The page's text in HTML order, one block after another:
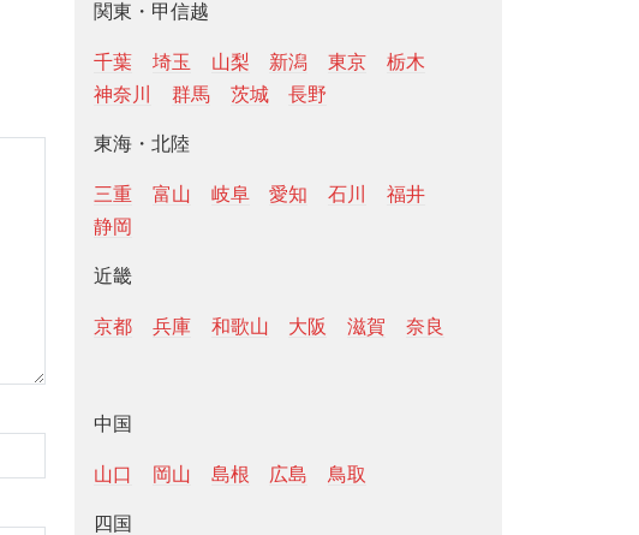
関東・甲信越
千葉 埼玉 山梨 新潟 東京
栃木
神奈川
群馬 茨城 長野
東海・北陸
三重 富山 岐阜 愛知 石川
福井
静岡
近畿
京都 兵庫 和歌山 大阪 滋賀 奈良
中国
山口 岡山 島根 広島 鳥取
四国